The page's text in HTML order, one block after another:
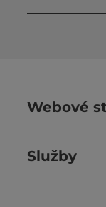
Webové
Služby